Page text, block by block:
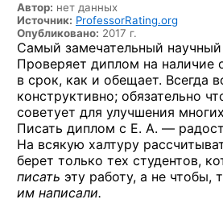
Автор: нет данных
Источник: ProfessorRating.org
Опубликовано: 2017 г.
Самый замечательный научный
Проверяет диплом на наличие
в срок, как и обещает. Всегда
конструктивно; обязательно
советует для улучшения
Писать диплом с Е. А. —
На всякую халтуру
берет только тех студентов,
писать эту работу, а не чтобы,
им написали.